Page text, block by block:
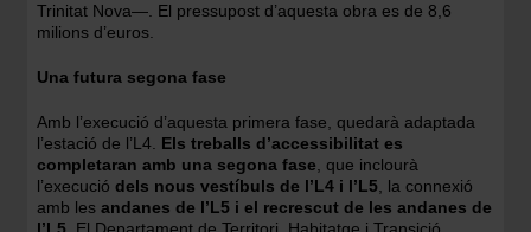
Trinitat Nova—. El pressupost d’aquesta obra es de 8,6
milions d’euros.
Una futura segona fase
Amb l’execució d’aquesta primera fase, quedarà adaptada
l’estació de l’L4. Els treballs d’accessibilitat es
completaran amb una segona fase , que inclourà
l’execució dels nous vestíbuls de l’L4 i l’L5 , la connexió
amb les andanes de l’L5 i el recrescut de les andanes de